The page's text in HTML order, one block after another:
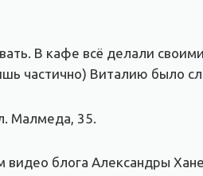
В кафе всё делали
частично) Виталию было
Малмеда, 35.
блога Александры